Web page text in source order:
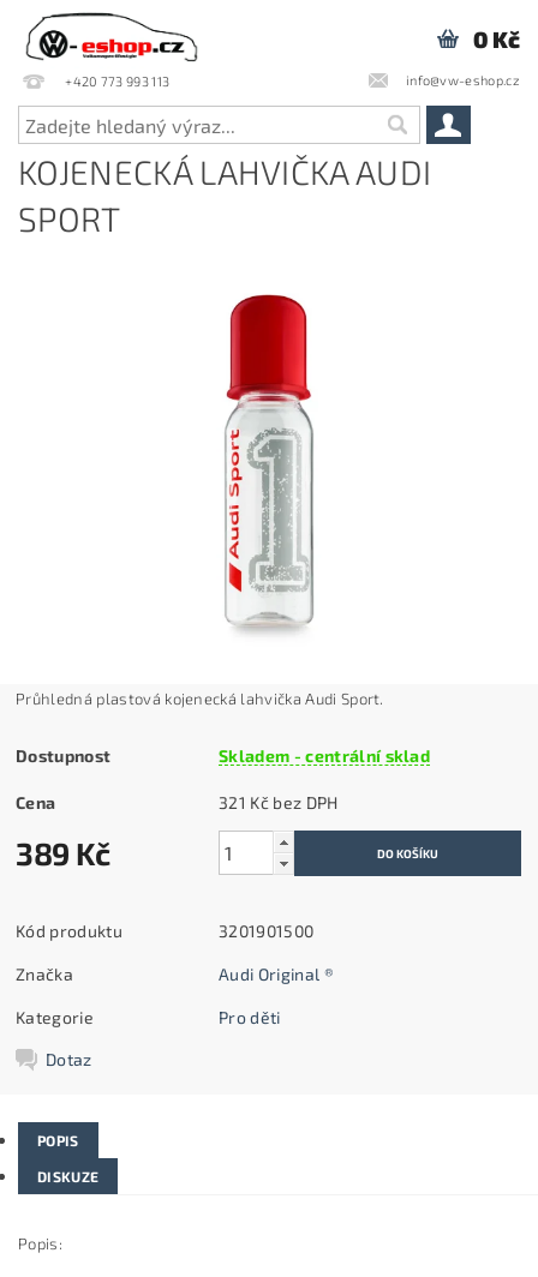
+420 773 993 113 info@vw-eshop.cz
0 Kč
KOJENECKÁ LAHVIČKA AUDI
SPORT
Průhledná plastová kojenecká lahvička Audi Sport.
Dostupnost Skladem - centrální sklad
Cena 321 Kč bez DPH
389 Kč
Kód produktu 3201901500
Značka Audi Original ®
Kategorie Pro děti
Dotaz
POPIS
DISKUZE
Popis: